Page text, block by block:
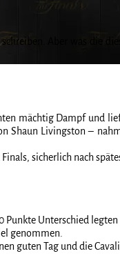
Aber was die
mächtig Dampf und
Livingston –
sicherlich nach
Unterschied
genommen.
guten Tag und die